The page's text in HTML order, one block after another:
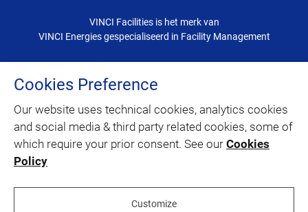
VINCI Facilities is het merk van
VINCI Energies gespecialiseerd in Facility Management
CONTACT
SITEMAP
Cookies Preference
Our website uses technical cookies, analytics cookies
and social media & third party related cookies, some of
which require your prior consent. See our Cookies
Policy
Customize